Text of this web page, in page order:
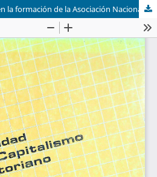
Institutos participantes en la formación de la Asociación Nacional de Centros Universitarios de Investigación Social